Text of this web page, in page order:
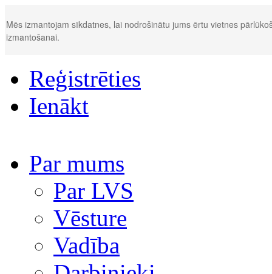
Mēs izmantojam sīkdatnes, lai nodrošinātu jums ērtu vietnes
izmantošanai.
Reģistrēties
Ienākt
Par mums
Par LVS
Vēsture
Vadība